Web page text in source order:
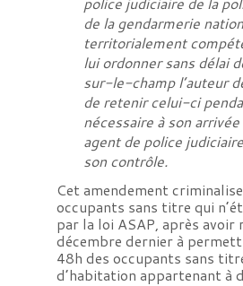
de la gendarmerie
territorialement
lui ordonner sans délai
sur-le-champ l’auteur
de retenir celui-ci
nécessaire à son arrivée
agent de police
son contrôle.
Cet amendement
occupants sans titre qui
par la loi ASAP, après avoir
décembre dernier à
48h des occupants sans
d’habitation appartenant à